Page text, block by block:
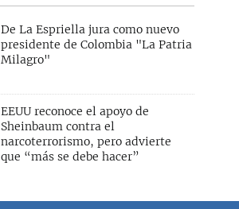
De La Espriella jura como nuevo
presidente de Colombia "La Patria
Milagro"
EEUU reconoce el apoyo de
Sheinbaum contra el
narcoterrorismo, pero advierte
que “más se debe hacer”